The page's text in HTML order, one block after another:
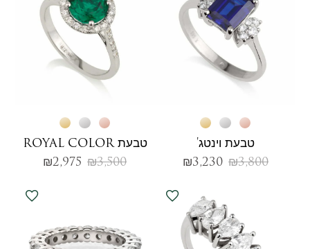
טבעת וינטג'
₪3,800
₪3,230
טבעת ROYAL COLOR
₪3,500
₪2,975